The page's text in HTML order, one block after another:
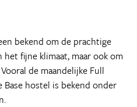
bekend om de prachtige
fijne klimaat, maar ook om
de maandelijke Full
hostel is bekend onder